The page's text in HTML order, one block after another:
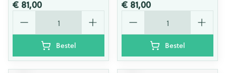
€ 81,00
Aantal
Bestel
€ 81,00
Aantal
Bestel